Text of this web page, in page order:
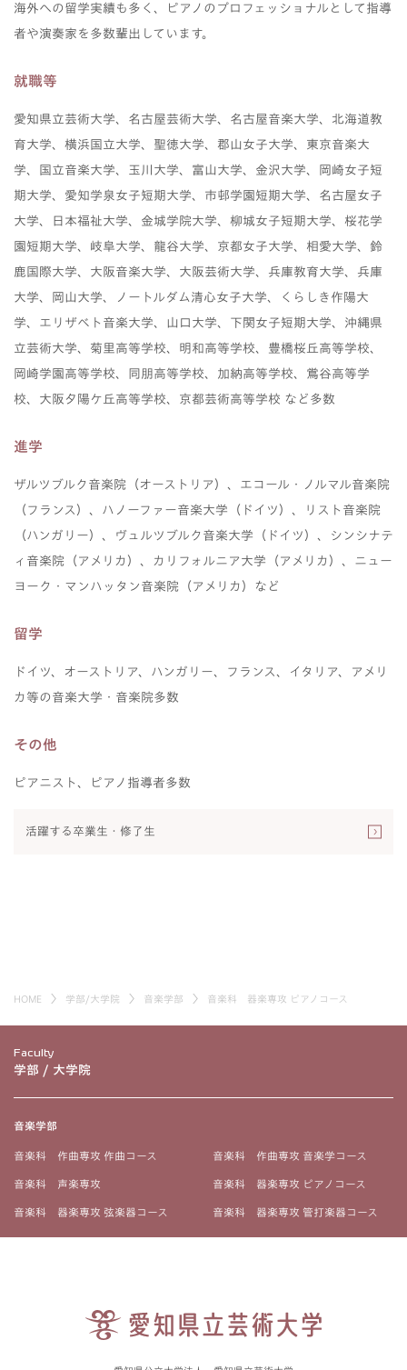
海外への留学実績も多く、ピアノのプロフェッショナルとして指導
者や演奏家を多数輩出しています。
就職等
愛知県立芸術大学、名古屋芸術大学、名古屋音楽大学、北海道教
育大学、横浜国立大学、聖徳大学、郡山女子大学、東京音楽大
学、国立音楽大学、玉川大学、富山大学、金沢大学、岡崎女子短
期大学、愛知学泉女子短期大学、市邨学園短期大学、名古屋女子
大学、日本福祉大学、金城学院大学、柳城女子短期大学、桜花学
園短期大学、岐阜大学、龍谷大学、京都女子大学、相愛大学、鈴
鹿国際大学、大阪音楽大学、大阪芸術大学、兵庫教育大学、兵庫
大学、岡山大学、ノートルダム清心女子大学、くらしき作陽大
学、エリザベト音楽大学、山口大学、下関女子短期大学、沖縄県
立芸術大学、菊里高等学校、明和高等学校、豊橋桜丘高等学校、
岡崎学園高等学校、同朋高等学校、加納高等学校、鴬谷高等学
校、大阪夕陽ケ丘高等学校、京都芸術高等学校 など多数
進学
ザルツブルク音楽院（オーストリア）、エコール・ノルマル音楽院
（フランス）、ハノーファー音楽大学（ドイツ）、リスト音楽院
（ハンガリー）、ヴュルツブルク音楽大学（ドイツ）、シンシナテ
ィ音楽院（アメリカ）、カリフォルニア大学（アメリカ）、ニュー
ヨーク・マンハッタン音楽院（アメリカ）など
留学
ドイツ、オーストリア、ハンガリー、フランス、イタリア、アメリ
カ等の音楽大学・音楽院多数
その他
ピアニスト、ピアノ指導者多数
活躍する卒業生・修了生
HOME 学部/大学院 音楽学部 音楽科 器楽専攻 ピアノコース
Faculty
学部 / 大学院
音楽学部
音楽科 作曲専攻 作曲コース 音楽科 作曲専攻 音楽学コース
音楽科 声楽専攻 音楽科 器楽専攻 ピアノコース
音楽科 器楽専攻 弦楽器コース 音楽科 器楽専攻 管打楽器コース